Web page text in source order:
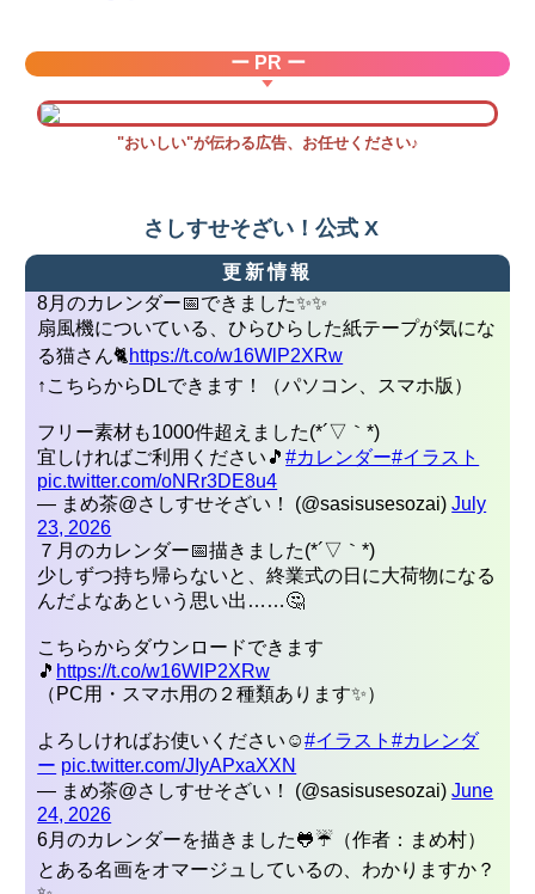
ー PR ー
"おいしい"が伝わる広告、お任せください♪
さしすせそざい！公式 X
更新情報
8月のカレンダー📅できました✨✨
扇風機についている、ひらひらした紙テープが気にな
る猫さん🐈https://t.co/w16WlP2XRw
↑こちらからDLできます！（パソコン、スマホ版）
フリー素材も1000件超えました(*´▽｀*)
宜しければご利用ください🎵#カレンダー#イラスト
pic.twitter.com/oNRr3DE8u4
— まめ茶@さしすせそざい！ (@sasisusesozai)July
23, 2026
７月のカレンダー📅描きました(*´▽｀*)
少しずつ持ち帰らないと、終業式の日に大荷物になる
んだよなあという思い出……🤔
こちらからダウンロードできます
🎵 https://t.co/w16WlP2XRw
（PC用・スマホ用の２種類あります✨）
よろしければお使いください☺#イラスト#カレンダ
ーㅤㅤㅤ pic.twitter.com/JIyAPxaXXN
— まめ茶@さしすせそざい！ (@sasisusesozai)June
24, 2026
6月のカレンダーを描きました🐸☔（作者：まめ村）
とある名画をオマージュしているの、わかりますか？